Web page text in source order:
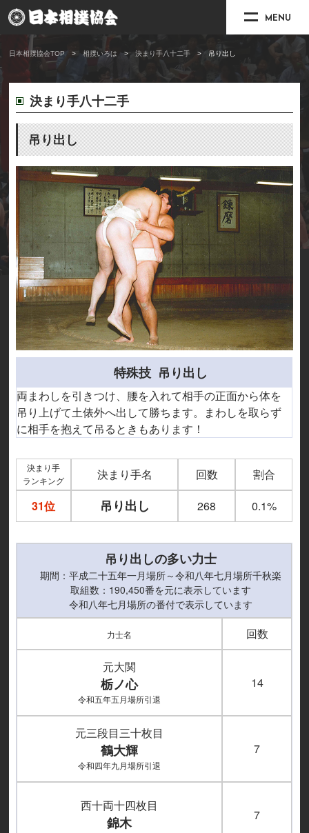
MENU
日本相撲協会TOP 相撲いろは 決まり手八十二手 吊り出し
決まり手八十二手
吊り出し
特殊技 吊り出し
両まわしを引きつけ、腰を入れて相手の正面から体を
吊り上げて土俵外へ出して勝ちます。まわしを取らず
に相手を抱えて吊るときもあります！
決まり手
ランキング
決まり手名 回数
割合
31位
吊り出し 268 0.1%
吊り出しの多い力士
期間：平成二十五年一月場所～令和八年七月場所千秋楽
取組数：190,450番を元に表示しています
令和八年七月場所の番付で表示しています
力士名 回数
元大関
栃ノ心
令和五年五月場所引退
14
元三段目三十枚目
鶴大輝
令和四年九月場所引退
7
西十両十四枚目
錦木 7